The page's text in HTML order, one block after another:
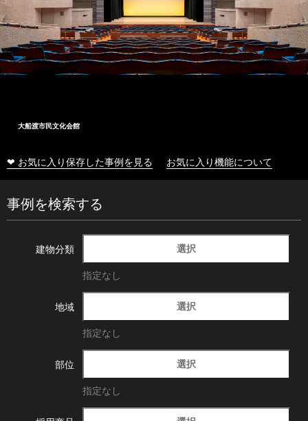
大船渡市民文化会館
❤ お気に入り保存した事例を見る お気に入り機能について
事例を検索する
建物分類 選択
指定なし
地域 選択
指定なし
部位 選択
指定なし